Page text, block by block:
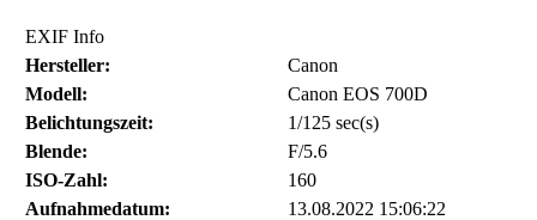
EXIF Info
Hersteller:
Canon
Modell:
Canon EOS 700D
Belichtungszeit:
1/125 sec(s)
Blende:
F/5.6
ISO-Zahl:
160
Aufnahmedatum:
13.08.2022 15:06:22